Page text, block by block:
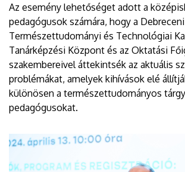
Az esemény lehetőséget adott a
pedagógusok számára, hogy a
Természettudományi és Technológiai
Tanárképzési Központ és az Oktatási
szakembereivel áttekintsék az aktuális
problémákat, amelyek kihívások elé
különösen a természettudományos
pedagógusokat.